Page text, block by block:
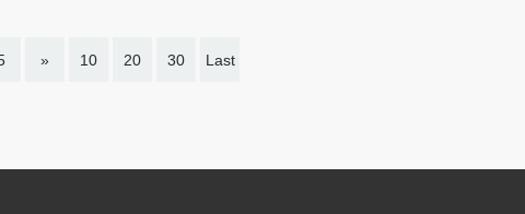
» 10 20 30
Last